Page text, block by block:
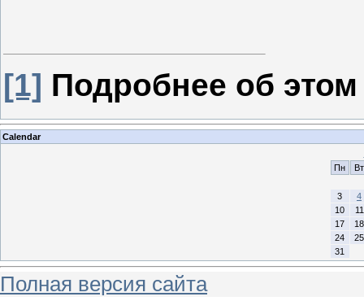
[1] Подробнее об
Calendar
Пн
Вт
3
4
10
11
17
18
24
25
31
Полная версия сайта